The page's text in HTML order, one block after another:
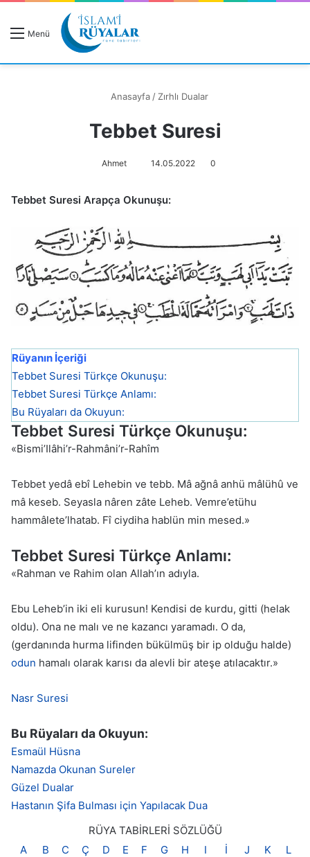
Menü
Anasayfa / Zırhlı Dualar
Tebbet Suresi
Ahmet 14.05.2022 0
Tebbet Suresi Arapça Okunuşu:
Rüyanın İçeriği
Tebbet Suresi Türkçe Okunuşu:
Tebbet Suresi Türkçe Anlamı:
Bu Rüyaları da Okuyun:
Tebbet Suresi Türkçe Okunuşu:
«Bismi’Ilâhi’r-Rahmâni’r-Rahîm
Tebbet yedâ ebî Lehebin ve tebb. Mâ ağnâ anhü mâlühû ve
mâ keseb. Seyasla nâren zâte Leheb. Vemre’etühu
hammâlete’lhatab. Fî ciydiha hablün min mesed.»
Tebbet Suresi Türkçe Anlamı:
«Rahman ve Rahim olan Allah’ın adıyla.
Ebu Leheb’in iki eli kurusun! Kendisi de kurdu, gitti (helak
oldu). Ona ne malı ve ne kazancı yaramadı. O da,
(gerdanında hurma lifinden bükülmüş bir ip olduğu halde)
odun hamalı olarak karısı da alevli bir ateşe atılacaktır.»
Nasr Suresi
Bu Rüyaları da Okuyun:
Esmaül Hüsna
Namazda Okunan Sureler
Güzel Dualar
Hastanın Şifa Bulması için Yapılacak Dua
RÜYA TABİRLERİ SÖZLÜĞÜ
A
B C Ç D E F G H I İ J K
L
Rüyanızı Arayın